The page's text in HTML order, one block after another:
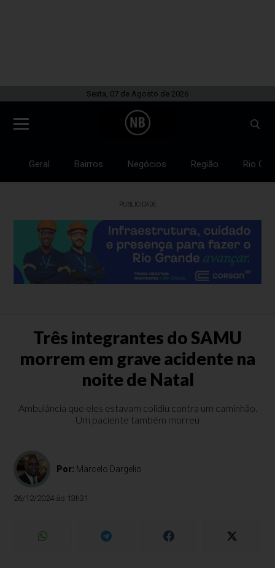
Sexta, 07 de Agosto de 2026
Geral Bairros Negócios Região Rio
PUBLICIDADE
Três integrantes do SAMU
morrem em grave acidente na
noite de Natal
Ambulância que eles estavam colidiu contra um caminhão.
Um paciente também morreu
Por: Marcelo Dargelio
26/12/2024 às 13h31